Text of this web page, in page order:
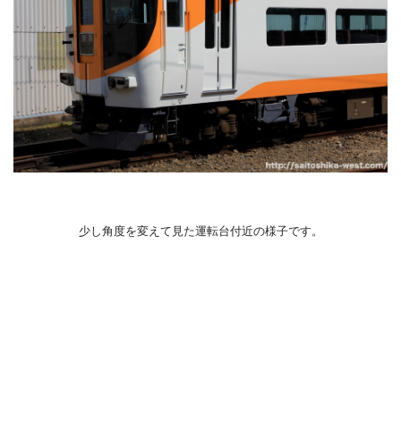
少し角度を変えて見た運転台付近の様子です。